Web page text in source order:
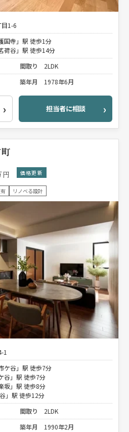
1-6
国寺」駅 徒歩1分
荷谷」駅 徒歩14分
間取り
2LDK
築年月 1978年6月
担当者に相談
円 価格更新
リノベる設計
1
ケ谷」駅 徒歩7分
谷」駅 徒歩7分
坂」駅 徒歩8分
」駅 徒歩12分
間取り
2LDK
築年月 1990年2月